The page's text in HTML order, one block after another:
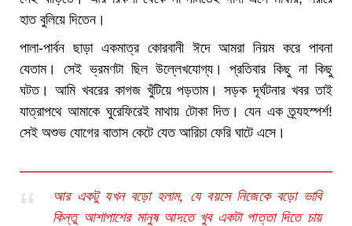
হাত বুলিয়ে দিতেন।
পালা-পার্বন ছাড়া একমাত্র কোরবানী ঈদে আমরা নিয়ম করে পাবনা
যেতাম। সেই ভ্রমণটা ছিল উল্লেখযোগ্য। প্রতিবার কিছু না কিছু
ঘটত। আমি খবরের কাগজ খুঁটিয়ে পড়তাম। সড়ক দূর্ঘটনার খবর তাই
যাত্রাপথে আমাকে ঘুরেফিরেই মাথায় টোকা দিত। যেন এক ত্র্যহস্পর্শ!
সেই অশুভ যোগের বাতাস কেটে যেত আরিচা ফেরি ঘাটে এসে।
আর একটু যখন বড়ো হলাম, যে বয়সে নিজেকে বড়ো ভাবি
কিন্তু আশাপাশের মানুষ আদতে খুব একটা পাত্তা দিতে চায়